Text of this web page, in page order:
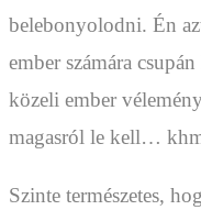
belebonyolodni. Én
ember számára
közeli ember
magasról le kell…
Szinte természetes,